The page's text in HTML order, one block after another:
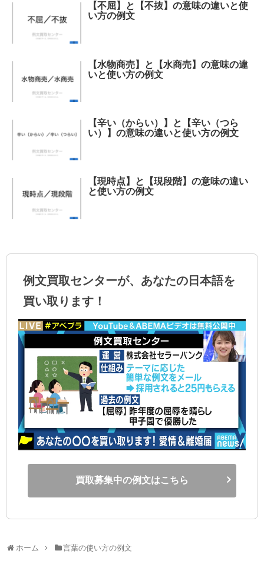
【不屈】と【不抜】の意味の違いと使
い方の例文
【水物商売】と【水商売】の意味の違
いと使い方の例文
【辛い（からい）】と【辛い（つら
い）】の意味の違いと使い方の例文
【現時点】と【現段階】の意味の違い
と使い方の例文
例文買取センターが、あなたの日本語を
買い取ります！
買取募集中の例文はこちら
ホーム 言葉の使い方の例文